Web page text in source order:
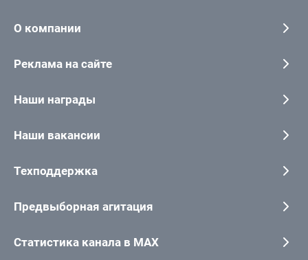
О компании
Реклама на сайте
Наши награды
Наши вакансии
Техподдержка
Предвыборная агитация
Статистика канала в MAX